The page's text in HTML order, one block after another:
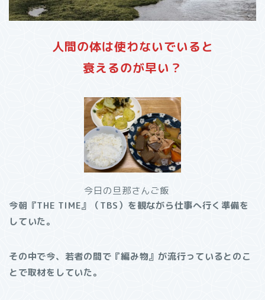
人間の体は使わないでいると
衰えるのが早い？
今日の旦那さんご飯
今朝『THE TIME』（TBS）を観ながら仕事へ行く準備を
していた。
その中で今、若者の間で『編み物』が流行っているとのこ
とで取材をしていた。